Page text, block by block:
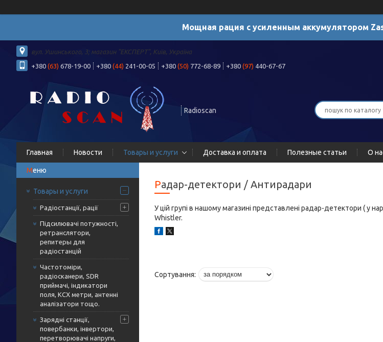
Мощная рация с усиленным аккумулятором
вул. Ушинського, 3; магазин "ЕКСПЕРТ", Київ, Україна
+380 (63) 678-19-00 +380 (44) 241-00-05 +380 (50) 772-68-89 +380 (97) 440-67-67
Radioscan
Главная Новости Товары и услуги Доставка и оплата Полезные статьи О
Товары и услуги
Радіостанції, рації
Підсилювачі потужності,
ретранслятори,
репитеры для
радіостанцій
Частотоміри,
радіосканери, SDR
приймачі, індикатори
поля, КСХ метри, антенні
аналізатори тощо.
Зарядні станції,
повербанки, інвертори,
перетворювачі напруги,
Радар-детектори / Антирадари
У цій групі в нашому магазині представлені радар-детектори ( у
Whistler.